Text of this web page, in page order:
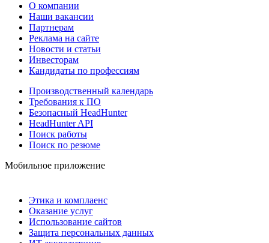
О компании
Наши вакансии
Партнерам
Реклама на сайте
Новости и статьи
Инвесторам
Кандидаты по профессиям
Производственный календарь
Требования к ПО
Безопасный HeadHunter
HeadHunter API
Поиск работы
Поиск по резюме
Мобильное приложение
Этика и комплаенс
Оказание услуг
Использование сайтов
Защита персональных данных